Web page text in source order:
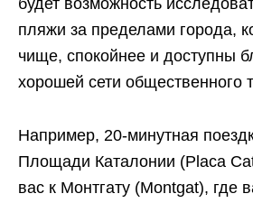
пляжи за пределами города,
чище, спокойнее и доступны
хорошей сети общественного
Например, 20-минутная
Площади Каталонии (Placa
вас к Монтгату (Montgat), где